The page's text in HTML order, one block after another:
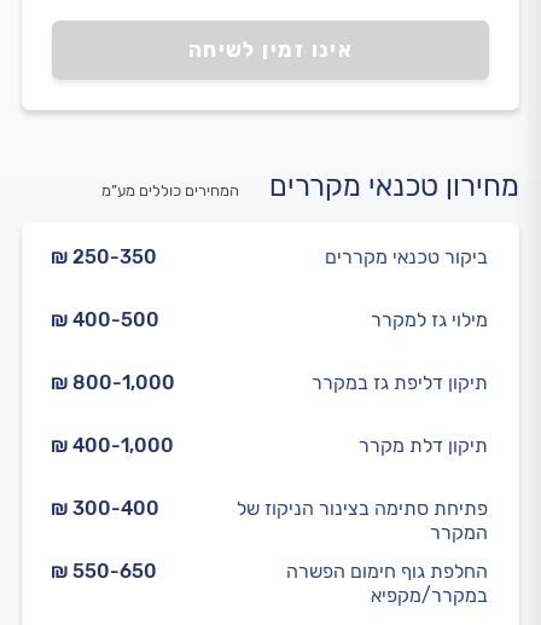
אינו זמין לשיחה
מחירון טכנאי מקררים המחירים כוללים מע”מ
₪ 250-350 ביקור טכנאי מקררים
₪ 400-500 מילוי גז למקרר
₪ 800-1,000 תיקון דליפת גז במקרר
₪ 400-1,000 תיקון דלת מקרר
₪ 300-400
פתיחת סתימה בצינור הניקוז של
המקרר
₪ 550-650
החלפת גוף חימום הפשרה
במקרר/מקפיא